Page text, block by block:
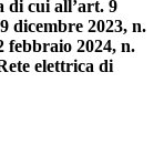
di cui all’art. 9
dicembre 2023, n.
febbraio 2024, n.
elettrica di